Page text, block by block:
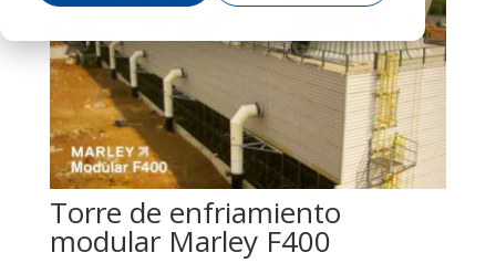
Torre de enfriamiento
modular Marley F400